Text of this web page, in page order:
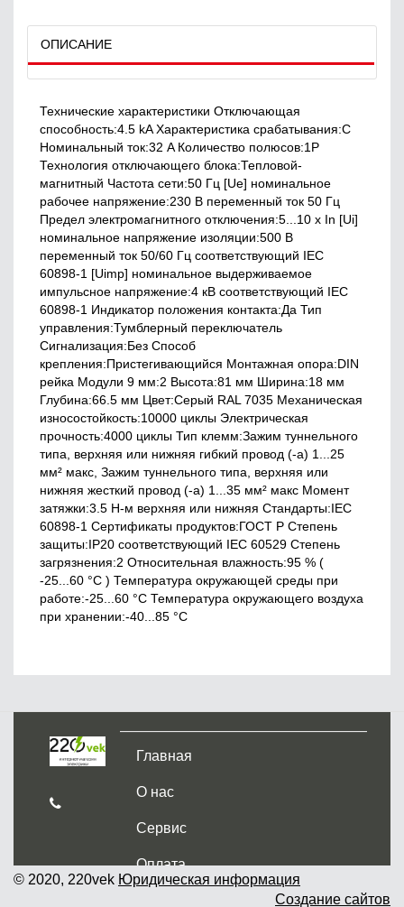
ОПИСАНИЕ
Технические характеристики Отключающая
способность:4.5 kA Характеристика срабатывания:C
Номинальный ток:32 A Количество полюсов:1P
Технология отключающего блока:Тепловой-
магнитный Частота сети:50 Гц [Ue] номинальное
рабочее напряжение:230 В переменный ток 50 Гц
Предел электромагнитного отключения:5...10 x In [Ui]
номинальное напряжение изоляции:500 В
переменный ток 50/60 Гц соответствующий IEC
60898-1 [Uimp] номинальное выдерживаемое
импульсное напряжение:4 кВ соответствующий IEC
60898-1 Индикатор положения контакта:Да Тип
управления:Тумблерный переключатель
Сигнализация:Без Способ
крепления:Пристегивающийся Монтажная опора:DIN
рейка Модули 9 мм:2 Высота:81 мм Ширина:18 мм
Глубина:66.5 мм Цвет:Серый RAL 7035 Механическая
износостойкость:10000 циклы Электрическая
прочность:4000 циклы Тип клемм:Зажим туннельного
типа, верхняя или нижняя гибкий провод (-а) 1...25
мм² макс, Зажим туннельного типа, верхняя или
нижняя жесткий провод (-а) 1...35 мм² макс Момент
затяжки:3.5 Н-м верхняя или нижняя Стандарты:IEC
60898-1 Сертификаты продуктов:ГОСТ Р Cтепень
защиты:IP20 соответствующий IEC 60529 Степень
загрязнения:2 Относительная влажность:95 % (
-25...60 °C ) Температура окружающей среды при
работе:-25...60 °C Температура окружающего воздуха
при хранении:-40...85 °C
Главная
О нас
Сервис
Оплата
Доставка и самовывоз
© 2020, 220vek Юридическая информация
Создание сайтов